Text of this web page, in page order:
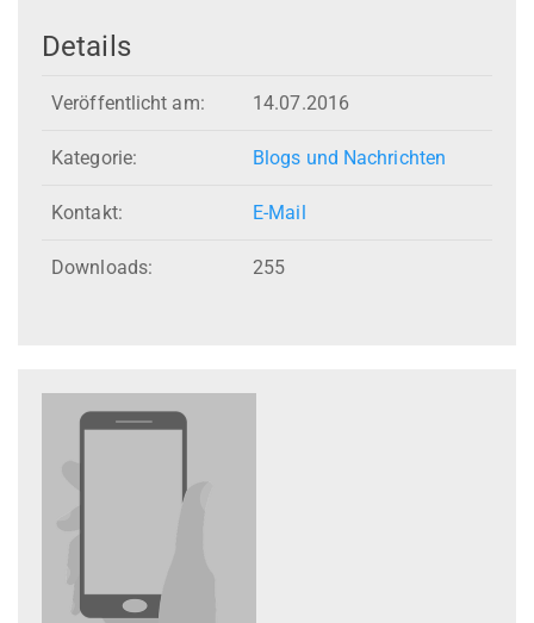
Details
Veröffentlicht am: 14.07.2016
Kategorie: Blogs und Nachrichten
Kontakt: E-Mail
Downloads: 255